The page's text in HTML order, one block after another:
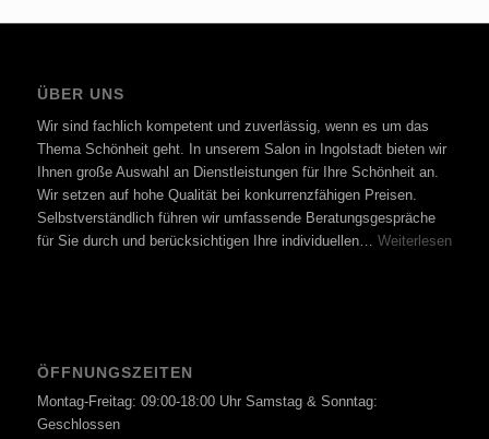
ÜBER UNS
Wir sind fachlich kompetent und zuverlässig, wenn es um das
Thema Schönheit geht. In unserem Salon in Ingolstadt bieten wir
Ihnen große Auswahl an Dienstleistungen für Ihre Schönheit an.
Wir setzen auf hohe Qualität bei konkurrenzfähigen Preisen.
Selbstverständlich führen wir umfassende Beratungsgespräche
für Sie durch und berücksichtigen Ihre individuellen… Weiterlesen
ÖFFNUNGSZEITEN
Montag-Freitag: 09:00-18:00 Uhr Samstag & Sonntag:
Geschlossen